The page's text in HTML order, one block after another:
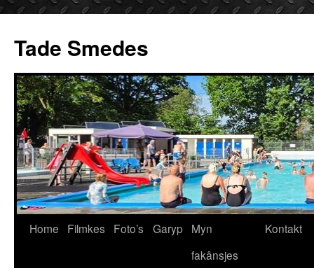
de
inhoud
Tade Smedes
Home Filmkes Foto’s Garyp
Myn
fakânsjes
Kontakt